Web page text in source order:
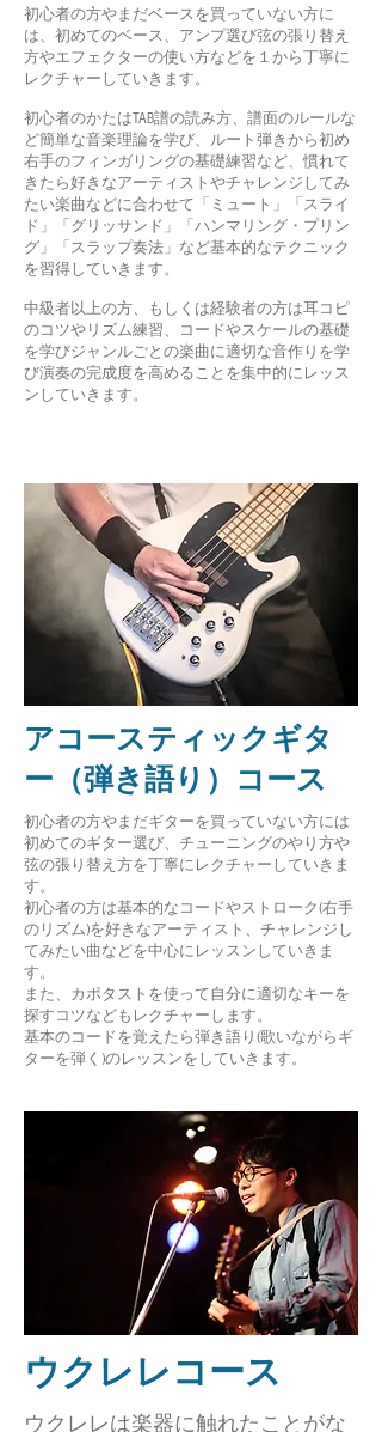
初心者の方やまだベースを買っていない方に
は、初めてのベース、アンプ選び弦の張り替え
方やエフェクターの使い方などを１から丁寧に
レクチャーしていきます。
​初心者のかたはTAB譜の読み方、譜面のルールな
ど簡単な音楽理論を学び、 ルート弾きから初め
右手のフィンガリングの基礎練習など、慣れて
きたら好きなアーティストやチャレンジしてみ
たい楽曲などに合わせて「ミュート」「スライ
ド」「グリッサンド」「ハンマリング・プリン
グ」「スラップ奏法」など基本的なテクニック
を習得していきます。
​中級者以上の方、もしくは経験者の方は耳コピ
のコツやリズム練習、コードやスケールの基礎
を学びジャンルごとの楽曲に適切な音作りを学
び演奏の完成度を高めることを集中的にレッス
ンしていきます。
​ウクレレコース
ウクレレは楽器に触れたことがな
​アコースティックギタ
ー（弾き語り）コース
初心者の方やまだギターを買っていない方には
初めてのギター選び、チューニングのやり方や
弦の張り替え方を丁寧にレクチャーしていきま
す。
初心者の方は基本的なコードやストローク(右手
のリズム)を好きなアーティスト、チャレンジし
てみたい曲などを中心にレッスンしていきま
す。
​また、カポタストを使って自分に適切なキーを
探すコツなどもレクチャーします。
基本のコードを覚えたら弾き語り(歌いながらギ
ターを弾く)​のレッスンをしていきます。